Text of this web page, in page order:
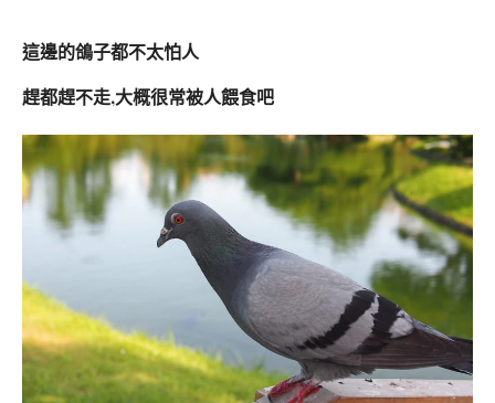
這邊的鴿子都不太怕人
趕都趕不走,大概很常被人餵食吧